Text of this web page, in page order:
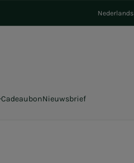
Nederlands
CadeaubonNieuwsbrief